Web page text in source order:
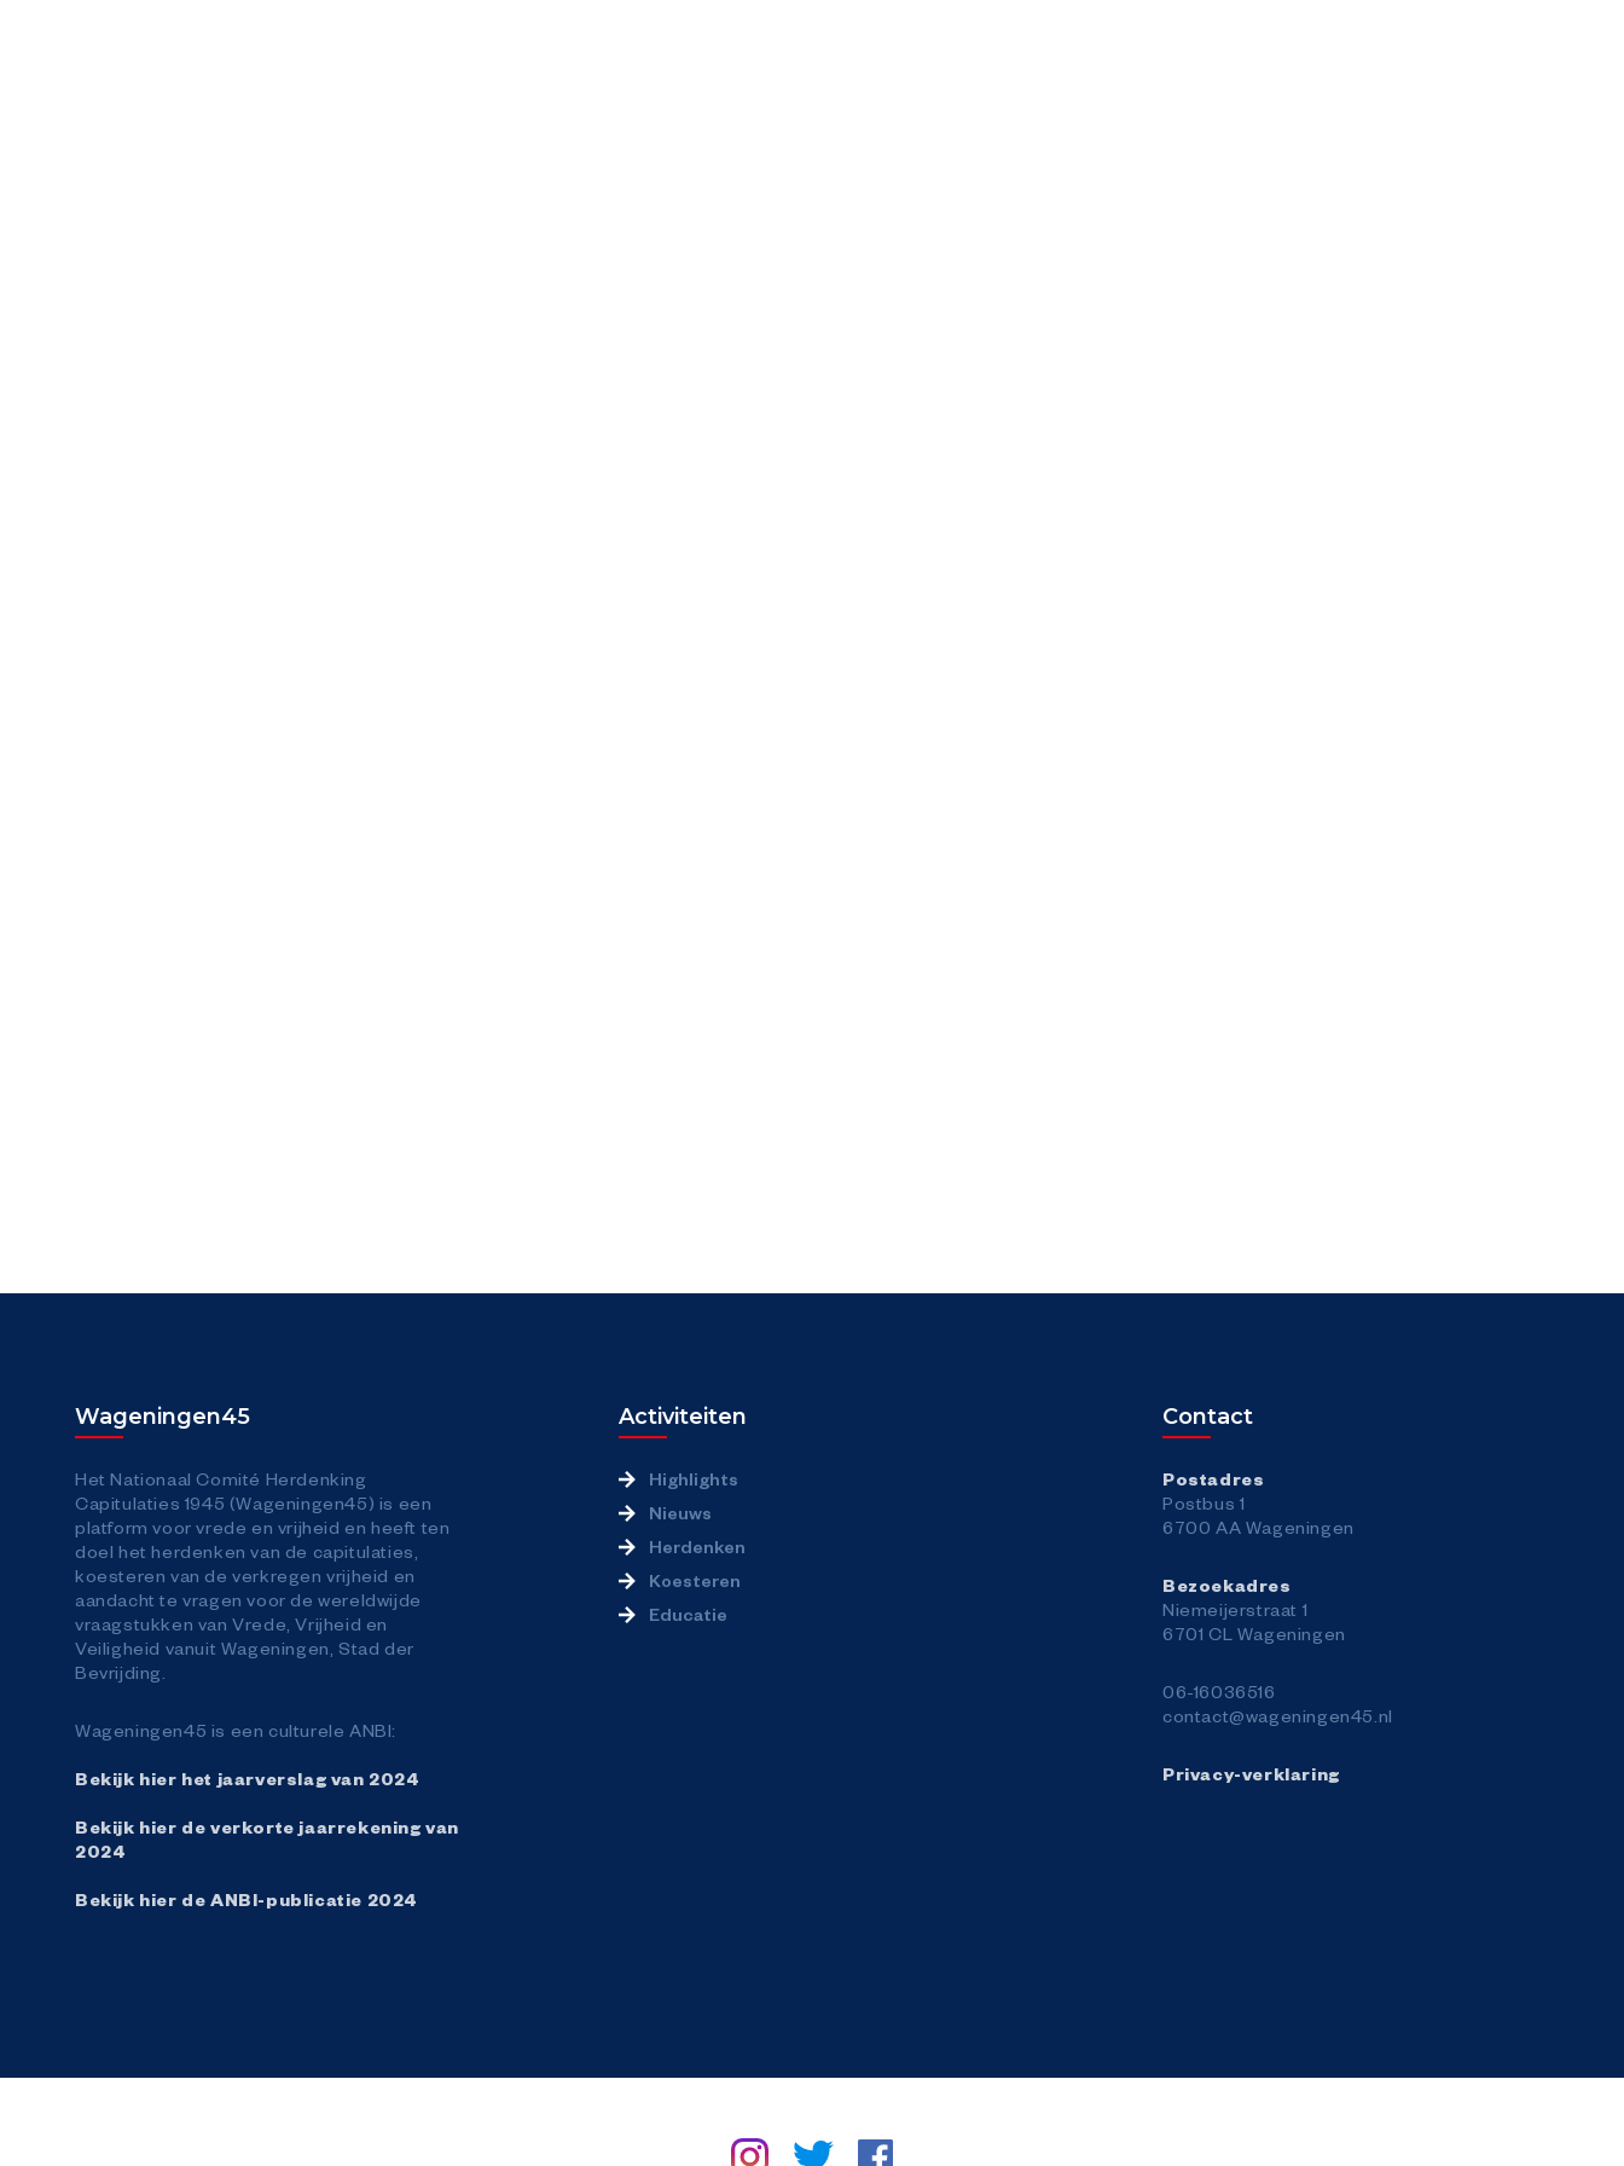
Wageningen45
Het Nationaal Comité Herdenking
Capitulaties 1945 (Wageningen45) is een
platform voor vrede en vrijheid en heeft ten
doel het herdenken van de capitulaties,
koesteren van de verkregen vrijheid en
aandacht te vragen voor de wereldwijde
vraagstukken van Vrede, Vrijheid en
Veiligheid vanuit Wageningen, Stad der
Bevrijding.
Wageningen45 is een culturele ANBI:
Bekijk hier het jaarverslag van 2024
Bekijk hier de verkorte jaarrekening van
2024
Bekijk hier de ANBI-publicatie 2024
Activiteiten
Highlights
Nieuws
Herdenken
Koesteren
Educatie
Contact
Postadres
Postbus 1
6700 AA Wageningen
Bezoekadres
Niemeijerstraat 1
6701 CL Wageningen
06-16036516
contact@wageningen45.nl
Privacy-verklaring